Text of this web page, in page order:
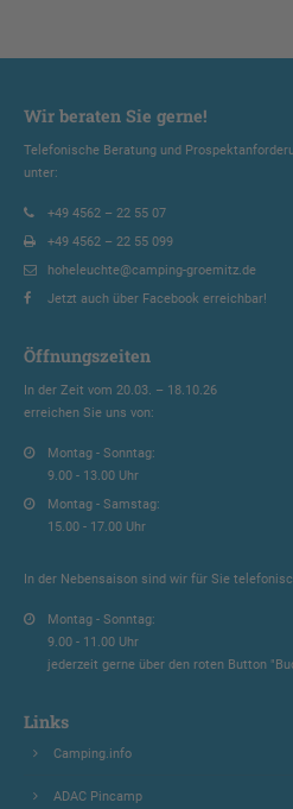
Wir beraten Sie gerne!
Telefonische Beratung und
unter:
+49 4562 – 22 55 07
+49 4562 – 22 55 099
hoheleuchte@camping-groemitz.de
Jetzt auch über Facebook erreichbar!
Öffnungszeiten
In der Zeit vom 20.03. – 18.10.26
erreichen Sie uns von:
Montag - Sonntag:
9.00 - 13.00 Uhr
Montag - Samstag:
15.00 - 17.00 Uhr
In der Nebensaison sind wir für Sie
Montag - Sonntag:
9.00 - 11.00 Uhr
jederzeit gerne über den roten Button
Links
Camping.info
ADAC Pincamp